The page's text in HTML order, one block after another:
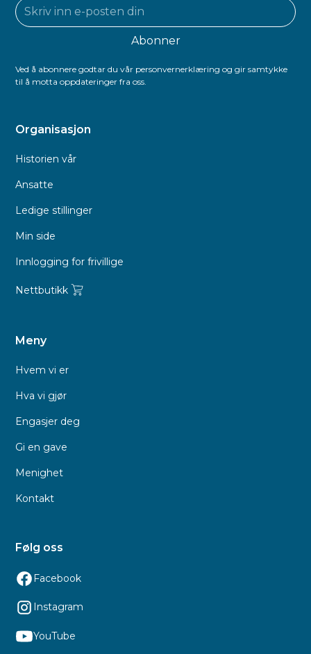
Ved å abonnere godtar du vår personvernerklæring og gir samtykke
til å motta oppdateringer fra oss.
Organisasjon
Historien vår
Ansatte
Ledige stillinger
Min side
Innlogging for frivillige
Nettbutikk
Meny
Hvem vi er
Hva vi gjør
Engasjer deg
Gi en gave
Menighet
Kontakt
Følg oss
Facebook
Instagram
YouTube